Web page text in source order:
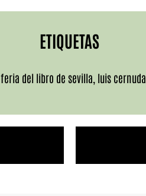
ETIQUETAS
feria del libro de sevilla luis cernuda